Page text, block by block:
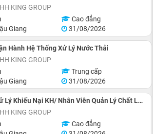
KING GROUP
Cao đẳng
Giang
31/08/2026
Hành Hệ Thống Xử Lý Nước Thải
KING GROUP
Trung cấp
Giang
31/08/2026
Nhân Viên Xử Lý Khiếu Nại KH/ Nhân Viên Quản Lý Chất Lượng
KING GROUP
Cao đẳng